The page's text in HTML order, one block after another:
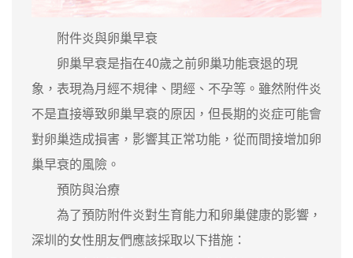
附件炎與卵巢早衰
卵巢早衰是指在40歲之前卵巢功能衰退的現
象，表現為月經不規律、閉經、不孕等。雖然附件炎
不是直接導致卵巢早衰的原因，但長期的炎症可能會
對卵巢造成損害，影響其正常功能，從而間接增加卵
巢早衰的風險。
預防與治療
為了預防附件炎對生育能力和卵巢健康的影響，
深圳的女性朋友們應該採取以下措施：